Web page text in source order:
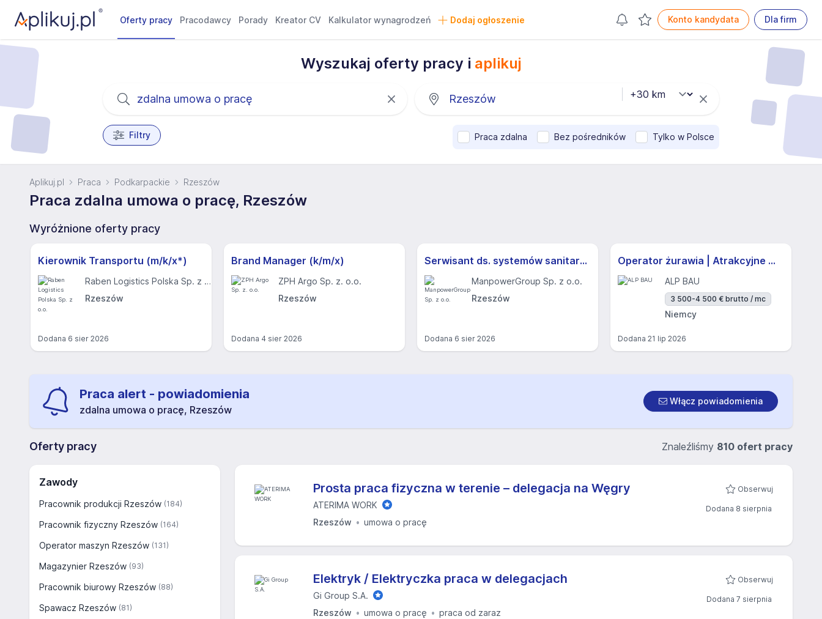
Oferty pracy Pracodawcy Porady Kreator CV Kalkulator wynagrodzeń Dodaj ogłoszenie Konto kandydata Dla firm
Wyszukaj oferty pracy i aplikuj
Filtry Praca zdalna Bez pośredników Tylko w Polsce
Aplikuj.pl Praca Podkarpackie Rzeszów
Praca zdalna umowa o pracę, Rzeszów
Wyróżnione oferty pracy
Kierownik Transportu (m/k/x*)
Raben Logistics Polska Sp. z o.o.
Rzeszów
Dodana 6 sier 2026
Brand Manager (k/m/x)
ZPH Argo Sp. z. o.o.
Rzeszów
Dodana 4 sier 2026
Serwisant ds. systemów sanitarnych
ManpowerGroup Sp. z o.o.
Rzeszów
Dodana 6 sier 2026
Operator żurawia | Atrakcyjne Warunki
ALP BAU
3 500-4 500 € brutto / mc
Niemcy
Dodana 21 lip 2026
Praca alert - powiadomienia
zdalna umowa o pracę, Rzeszów
Włącz powiadomienia
Oferty pracy Znaleźliśmy 810 ofert pracy
Zawody
Pracownik produkcji Rzeszów (184)
Pracownik fizyczny Rzeszów (164)
Operator maszyn Rzeszów (131)
Magazynier Rzeszów (93)
Pracownik biurowy Rzeszów (88)
Spawacz Rzeszów (81)
Prosta praca fizyczna w terenie – delegacja na Węgry
ATERIMA WORK
Rzeszów
umowa o pracę
Obserwuj
Dodana 8 sierpnia
Elektryk / Elektryczka praca w delegacjach
Gi Group S.A.
Rzeszów
umowa o pracę praca od zaraz
Obserwuj
Dodana 7 sierpnia